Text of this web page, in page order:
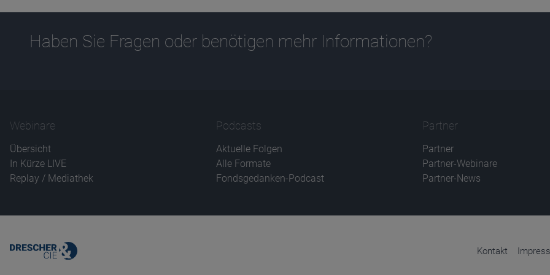
Haben Sie Fragen oder benötigen mehr Informationen?
Webinare
Übersicht
In Kürze LIVE
Replay / Mediathek
Podcasts
Aktuelle Folgen
Alle Formate
Fondsgedanken-Podcast
Partner
Partner
Partner-Webinare
Partner-News
Kontakt